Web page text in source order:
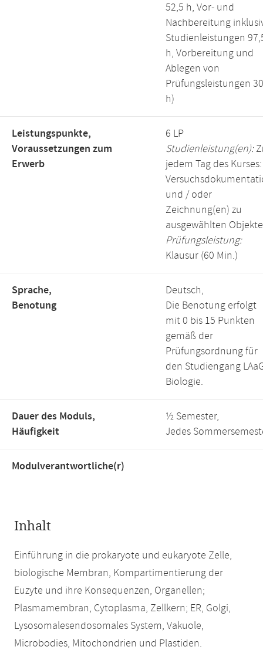
52,5 h, Vor- und
Nachbereitung
Studienleistungen
h, Vorbereitung und
Ablegen von
Prüfungsleistungen 30
h)
Leistungspunkte,
Voraussetzungen zum
Erwerb
6 LP
Studienleistung(en):
jedem Tag des Kurses:
und / oder
Zeichnung(en) zu
ausgewählten
Prüfungsleistung:
Klausur (60 Min.)
Sprache,
Benotung
Deutsch,
Die Benotung erfolgt
mit 0 bis 15 Punkten
gemäß der
Prüfungsordnung für
den Studiengang
Biologie.
Dauer des Moduls,
Häufigkeit
½ Semester,
Jedes
Modulverantwortliche(r)
Inhalt
Einführung in die prokaryote und eukaryote Zelle,
biologische Membran, Kompartimentierung der
Euzyte und ihre Konsequenzen, Organellen;
Plasmamembran, Cytoplasma, Zellkern; ER, Golgi,
Lysosomalesendosomales System, Vakuole,
Microbodies, Mitochondrien und Plastiden.